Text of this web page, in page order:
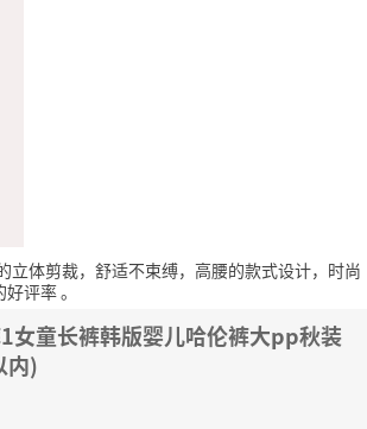
体剪裁，舒适不束缚，高腰的款式设计，时尚
好评率。
女童长裤韩版婴儿哈伦裤大pp秋装
内)